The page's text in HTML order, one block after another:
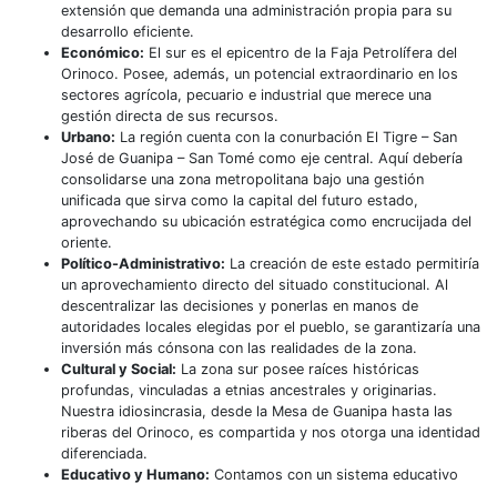
extensión que demanda una administración propia para su
desarrollo eficiente.
Económico: El sur es el epicentro de la Faja Petrolífera del
Orinoco. Posee, además, un potencial extraordinario en los
sectores agrícola, pecuario e industrial que merece una
gestión directa de sus recursos.
Urbano: La región cuenta con la conurbación El Tigre – San
José de Guanipa – San Tomé como eje central. Aquí debería
consolidarse una zona metropolitana bajo una gestión
unificada que sirva como la capital del futuro estado,
aprovechando su ubicación estratégica como encrucijada del
oriente.
Político-Administrativo: La creación de este estado permitiría
un aprovechamiento directo del situado constitucional. Al
descentralizar las decisiones y ponerlas en manos de
autoridades locales elegidas por el pueblo, se garantizaría una
inversión más cónsona con las realidades de la zona.
Cultural y Social: La zona sur posee raíces históricas
profundas, vinculadas a etnias ancestrales y originarias.
Nuestra idiosincrasia, desde la Mesa de Guanipa hasta las
riberas del Orinoco, es compartida y nos otorga una identidad
diferenciada.
Educativo y Humano: Contamos con un sistema educativo